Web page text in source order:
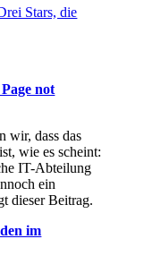
Stars, die
not
wir, dass das
wie es scheint:
IT-Abteilung
ein
dieser Beitrag.
im